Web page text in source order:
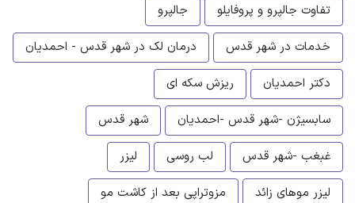
تفاوت جالپرو و پروفایلو
جالپرو
خدمات در شهر قدس
درمان لک در شهر قدس - احمدیان
دکتر احمدیان
ریزش سکه ای
سابسیژن -شهر قدس -احمدیان
شهر قدس
غبغب -شهر قدس
لب روسی
لیزر
لیزر موهای زائد
مزوتراپی بعد از کاشت مو